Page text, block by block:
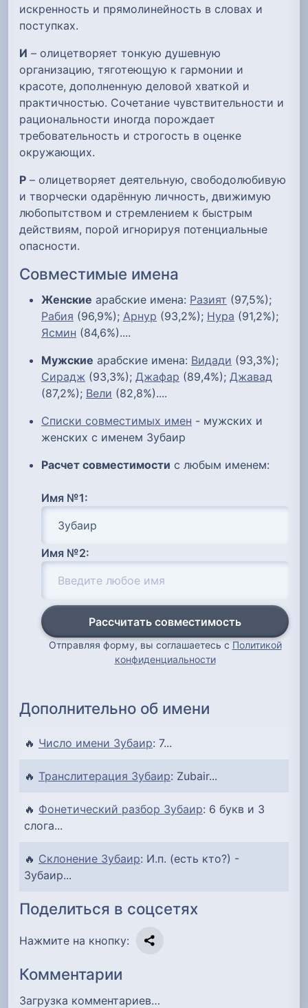
искренность и прямолинейность в словах и
поступках.
И – олицетворяет тонкую душевную
организацию, тяготеющую к гармонии и
красоте, дополненную деловой хваткой и
практичностью. Сочетание чувствительности и
рациональности иногда порождает
требовательность и строгость в оценке
окружающих.
Р – олицетворяет деятельную, свободолюбивую
и творчески одарённую личность, движимую
любопытством и стремлением к быстрым
действиям, порой игнорируя потенциальные
опасности.
Совместимые имена
Женские арабские имена: Разият (97,5%);
Рабия (96,9%); Арнур (93,2%); Нура (91,2%);
Ясмин (84,6%)....
Мужские арабские имена: Видади (93,3%);
Сирадж (93,3%); Джафар (89,4%); Джавад
(87,2%); Вели (82,8%)....
Списки совместимых имен - мужских и
женских с именем Зубаир
Расчет совместимости с любым именем:
Имя №1:
Имя №2:
Рассчитать совместимость
Отправляя форму, вы соглашаетесь с Политикой
конфиденциальности
Дополнительно об имени
🔥 Число имени Зубаир: 7...
🔥 Транслитерация Зубаир: Zubair...
🔥 Фонетический разбор Зубаир: 6 букв и 3
слога...
🔥 Склонение Зубаир: И.п. (есть кто?) -
Зубаир...
Поделиться в соцсетях
Нажмите на кнопку:
Комментарии
Загрузка комментариев…